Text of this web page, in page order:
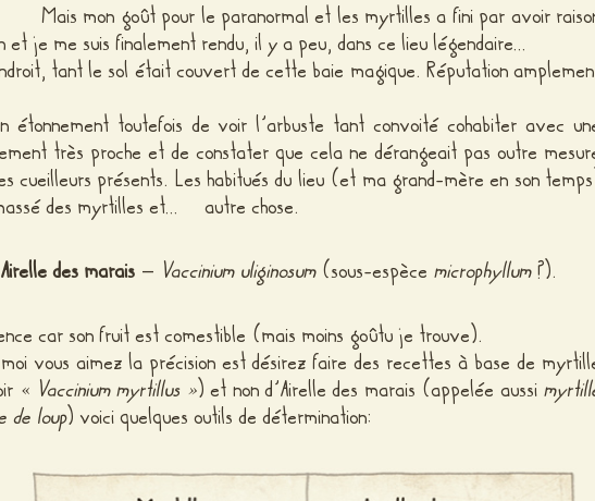
Mais mon goût pour le paranormal et les myrtilles a fini par avoir
et je me suis finalement rendu, il y a peu, dans ce lieu légendaire…
tant le sol était couvert de cette baie magique. Réputation
étonnement toutefois de voir l’arbuste tant convoité cohabiter avec
très proche et de constater que cela ne dérangeait pas outre
cueilleurs présents. Les habitués du lieu (et ma grand-mère en son
des myrtilles et… autre chose.
Airelle des marais – Vaccinium uliginosum (sous-espèce microphyllum?).
car son fruit est comestible (mais moins goûtu je trouve).
vous aimez la précision est désirez faire des recettes à base de
« Vaccinium myrtillus ») et non d’Airelle des marais (appelée aussi
de loup) voici quelques outils de détermination: